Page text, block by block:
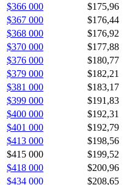
$366 000
$175,96
$367 000
$176,44
$368 000
$176,92
$370 000
$177,88
$376 000
$180,77
$379 000
$182,21
$381 000
$183,17
$399 000
$191,83
$400 000
$192,31
$401 000
$192,79
$413 000
$198,56
$415 000
$199,52
$418 000
$200,96
$434 000
$208,65